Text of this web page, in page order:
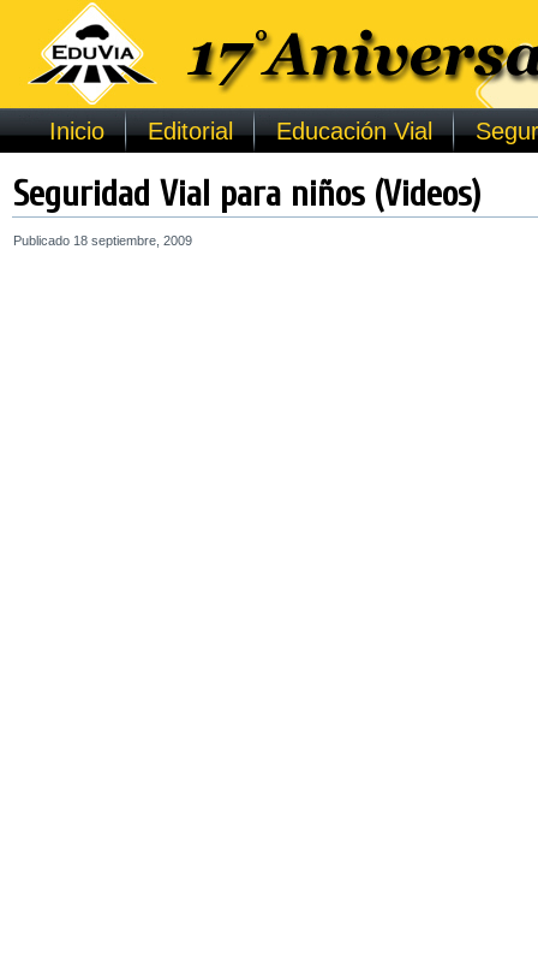
Inicio Editorial Educación Vial
Seguridad Vial para niños (Videos)
Publicado 18 septiembre, 2009